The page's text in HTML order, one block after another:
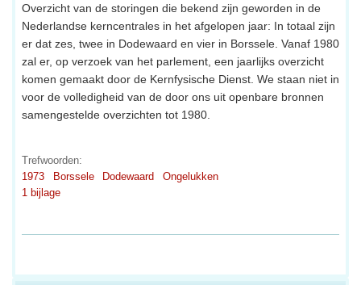
Overzicht van de storingen die bekend zijn geworden in de
Nederlandse kerncentrales in het afgelopen jaar: In totaal zijn
er dat zes, twee in Dodewaard en vier in Borssele. Vanaf 1980
zal er, op verzoek van het parlement, een jaarlijks overzicht
komen gemaakt door de Kernfysische Dienst. We staan niet in
voor de volledigheid van de door ons uit openbare bronnen
samengestelde overzichten tot 1980.
Trefwoorden:
1973
Borssele Dodewaard
Ongelukken
1 bijlage